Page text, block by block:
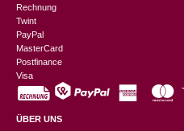
Rechnung
Twint
PayPal
MasterCard
Postfinance
Visa
ÜBER UNS